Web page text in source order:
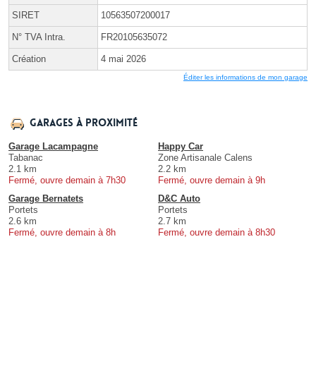
SIRET 10563507200017
N° TVA Intra. FR20105635072
Création 4 mai 2026
Éditer les informations de mon garage
Garages à proximité
Garage Lacampagne
Tabanac
2.1 km
Fermé, ouvre demain à 7h30
Happy Car
Zone Artisanale Calens
2.2 km
Fermé, ouvre demain à 9h
Garage Bernatets
Portets
2.6 km
Fermé, ouvre demain à 8h
D&C Auto
Portets
2.7 km
Fermé, ouvre demain à 8h30